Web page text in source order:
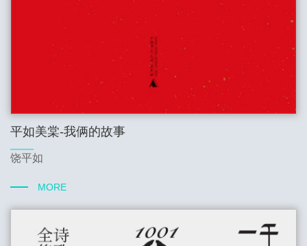
平如美棠-我俩的故事
饶平如
MORE